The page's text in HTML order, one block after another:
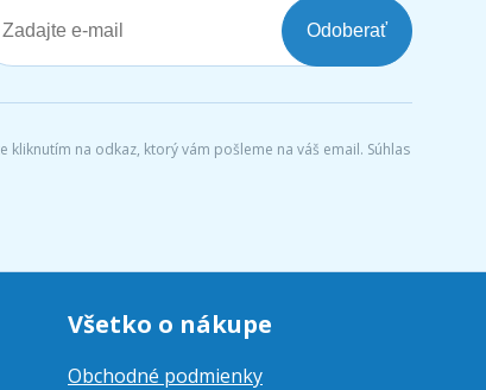
Odoberať
na odkaz, ktorý vám pošleme na váš email. Súhlas
Všetko o nákupe
Obchodné podmienky